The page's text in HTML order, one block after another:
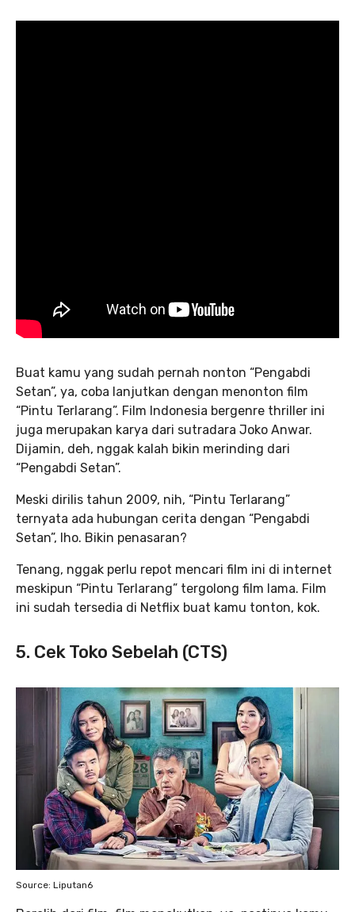
Buat kamu yang sudah pernah nonton “Pengabdi
Setan”, ya, coba lanjutkan dengan menonton film
“Pintu Terlarang”. Film Indonesia bergenre thriller ini
juga merupakan karya dari sutradara Joko Anwar.
Dijamin, deh, nggak kalah bikin merinding dari
“Pengabdi Setan”.
Meski dirilis tahun 2009, nih, “Pintu Terlarang”
ternyata ada hubungan cerita dengan “Pengabdi
Setan”, lho. Bikin penasaran?
Tenang, nggak perlu repot mencari film ini di internet
meskipun “Pintu Terlarang” tergolong film lama. Film
ini sudah tersedia di Netflix buat kamu tonton, kok.
5. Cek Toko Sebelah (CTS)
Source: Liputan6